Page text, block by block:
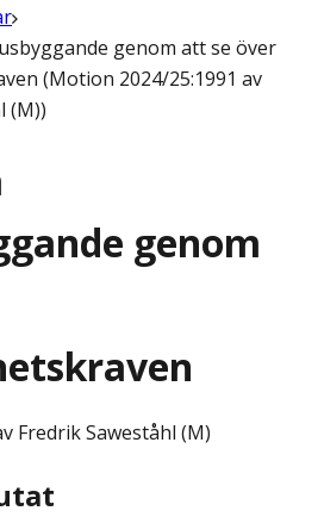
genom att se över
(Motion 2024/25:1991 av
(M))
genom
Fredrik Saweståhl (M)